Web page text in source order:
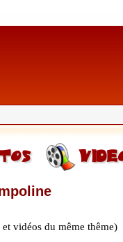
vidéos du même thême)